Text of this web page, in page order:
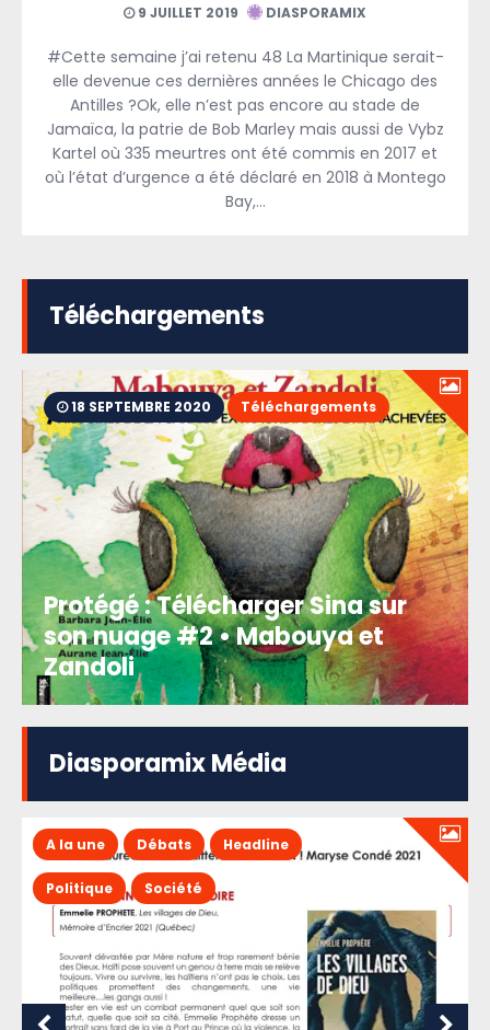
9 JUILLET 2019 DIASPORAMIX
#Cette semaine j’ai retenu 48 La Martinique serait-
elle devenue ces dernières années le Chicago des
Antilles ?Ok, elle n’est pas encore au stade de
Jamaïca, la patrie de Bob Marley mais aussi de Vybz
Kartel où 335 meurtres ont été commis en 2017 et
où l’état d’urgence a été déclaré en 2018 à Montego
Bay,…
Téléchargements
18 SEPTEMBRE 2020 Téléchargements
Protégé : Télécharger Sina sur
son nuage #2 • Mabouya et
Zandoli
Diasporamix Média
A la une Débats
Politique